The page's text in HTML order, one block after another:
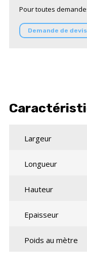
Pour toutes
Demande de devis
Largeur
Longueur
Hauteur
Epaisseur
Poids au mètre